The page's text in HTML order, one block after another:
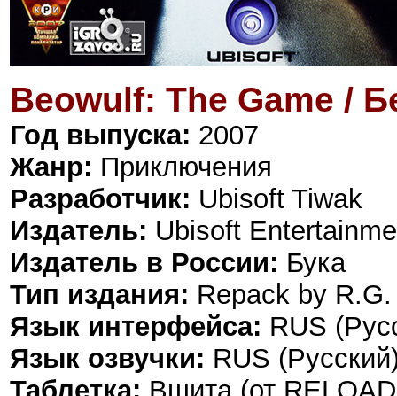
Beowulf: The Game /
Год выпуска: 2007
Жанр: Приключения
Разработчик: Ubisoft Tiwak
Издатель: Ubisoft
Издатель в России: Бука
Тип издания: Repack by
Язык интерфейса: RUS
Язык озвучки: RUS